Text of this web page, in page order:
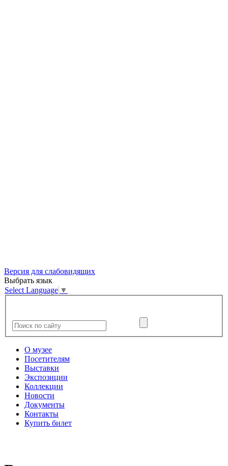
Версия для слабовидящих
Выбрать язык
Select Language ▼
О музее
Посетителям
Выставки
Экспозиции
Коллекции
Новости
Документы
Контакты
Купить билет